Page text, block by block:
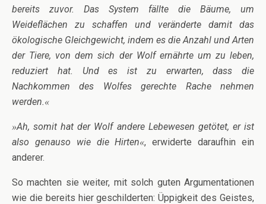
bereits zuvor. Das System fällte die Bäume, um
Weideflächen zu schaffen und veränderte damit das
ökologische Gleichgewicht, indem es die Anzahl und Arten
der Tiere, von dem sich der Wolf ernährte um zu leben,
reduziert hat. Und es ist zu erwarten, dass die
Nachkommen des Wolfes gerechte Rache nehmen
werden.«
»Ah, somit hat der Wolf andere Lebewesen getötet, er ist
also genauso wie die Hirten«, erwiderte daraufhin ein
anderer.
So machten sie weiter, mit solch guten Argumentationen
wie die bereits hier geschilderten: Üppigkeit des Geistes,